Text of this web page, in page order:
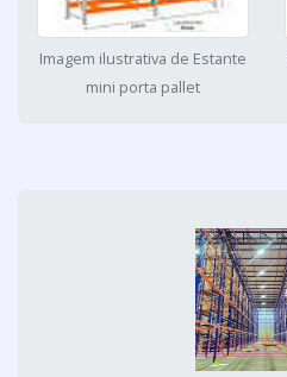
Imagem ilustrativa de Estante
mini porta pallet